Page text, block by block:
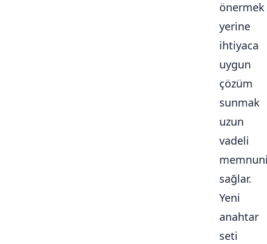
önermek
yerine
ihtiyaca
uygun
çözüm
sunmak
uzun
vadeli
sağlar.
Yeni
anahtar
seti